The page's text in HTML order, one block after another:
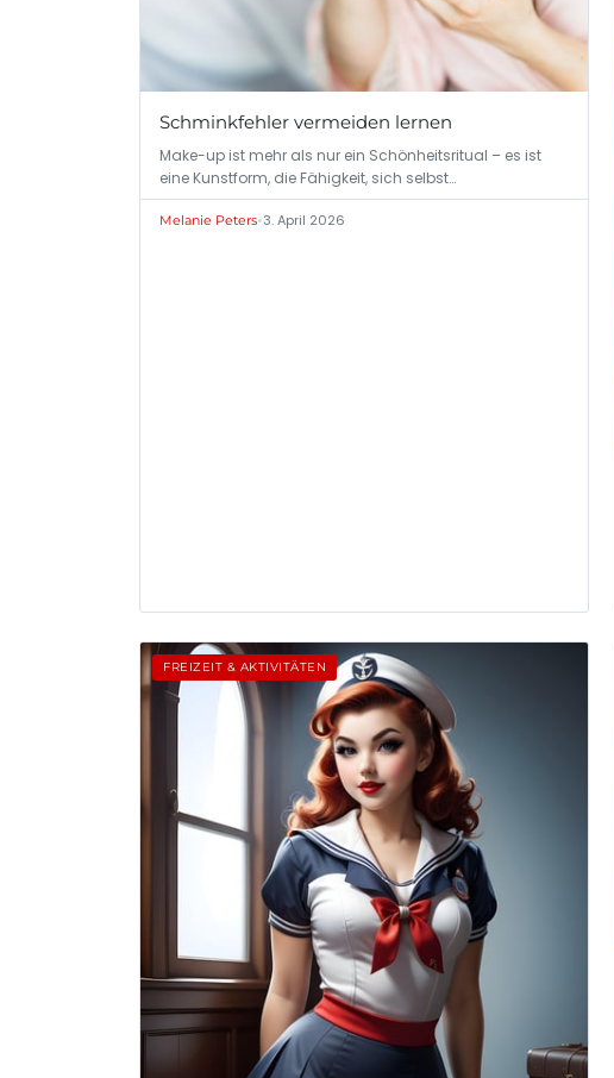
Schminkfehler vermeiden lernen
Make-up ist mehr als nur ein Schönheitsritual – es ist
eine Kunstform, die Fähigkeit, sich selbst…
Melanie Peters•3. April 2026
FREIZEIT & AKTIVITÄTEN